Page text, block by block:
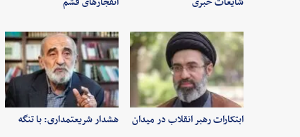
ابتکارات رهبر انقلاب در میدان
هشدار شریعتمداری: با تنگه